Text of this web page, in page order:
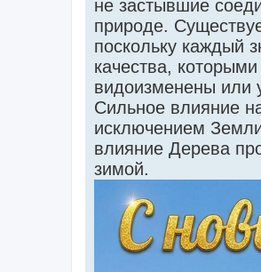
не застывшие
природе.
поскольку каждый
качества,
видоизменены или
Сильное влияние
исключением
влияние Дерева
зимой.